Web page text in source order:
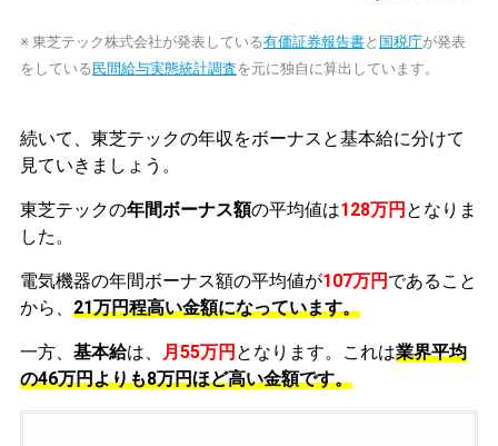
※ 東芝テック株式会社が発表している有価証券報告書と 国税庁が発表
をしている 民間給与実態統計調査を元に独自に算出しています。
続いて、東芝テックの年収をボーナスと基本給に分けて
見ていきましょう。
東芝テックの年間ボーナス額の平均値は128万円 となりま
した。
電気機器の年間ボーナス額の平均値が107万円 であること
から、 21万円程高い金額になっています。
一方、 基本給は、 月55万円 となります。これは業界平均
の46万円よりも8万円ほど高い金額です。